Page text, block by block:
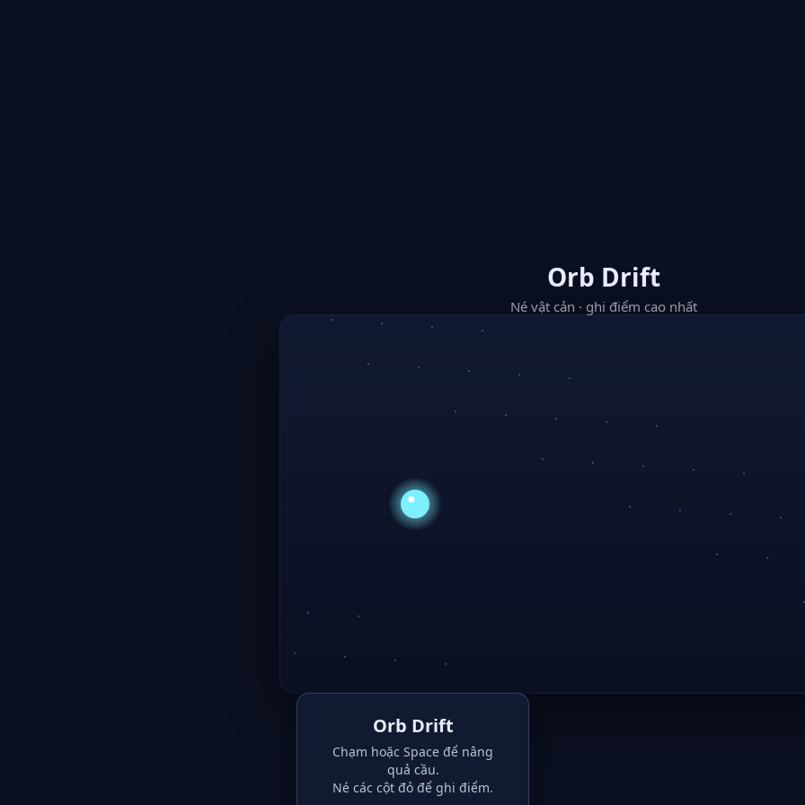
Orb Drift
Né vật cản · ghi điểm cao nhất
Orb Drift
Chạm hoặc Space để nâng
quả cầu.
Né các cột đỏ để ghi điểm.